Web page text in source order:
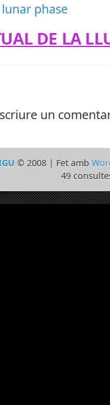
lunar phase
DE LA
un
© 2008 | Fet amb
49